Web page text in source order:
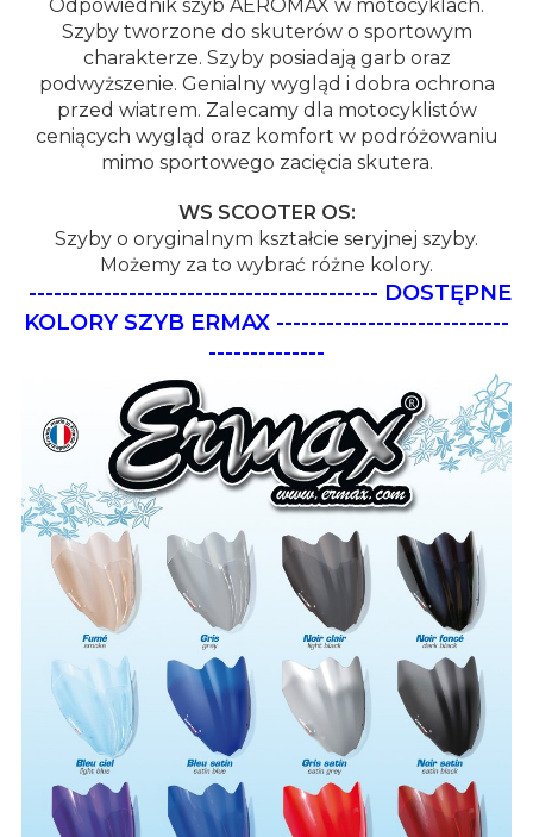
Odpowiednik szyb AEROMAX w motocyklach.
Szyby tworzone do skuterów o sportowym
charakterze. Szyby posiadają garb oraz
podwyższenie. Genialny wygląd i dobra ochrona
przed wiatrem. Zalecamy dla motocyklistów
ceniących wygląd oraz komfort w podróżowaniu
mimo sportowego zacięcia skutera.
WS SCOOTER OS:
Szyby o oryginalnym kształcie seryjnej szyby.
Możemy za to wybrać różne kolory.
------------------------------------------ DOSTĘPNE
KOLORY SZYB ERMAX ----------------------------
--------------